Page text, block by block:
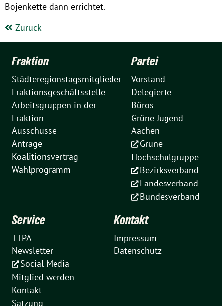
Bojenkette dann errichtet.
Zurück
Fraktion
Städteregionstagsmitglieder
Fraktionsgeschäftsstelle
Arbeitsgruppen in der
Fraktion
Ausschüsse
Anträge
Koalitionsvertrag
Wahlprogramm
Partei
Vorstand
Delegierte
Büros
Grüne Jugend
Aachen
Grüne
Hochschulgruppe
Bezirksverband
Landesverband
Bundesverband
Service
TTPA
Newsletter
Social Media
Mitglied werden
Kontakt
Satzung
Kontakt
Impressum
Datenschutz